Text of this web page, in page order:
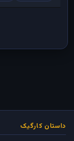
داستان کارگیک